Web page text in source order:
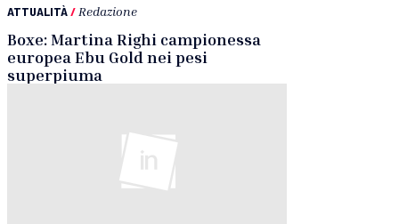
ATTUALITÀ/ Redazione
Boxe: Martina Righi campionessa
europea Ebu Gold nei pesi
superpiuma